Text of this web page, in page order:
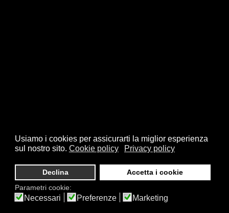
Usiamo i cookies per assicurarti la miglior esperienza
sul nostro sito. Cookie policy Privacy policy
Declina
Accetta i cookie
Parametri cookie:
Necessari Preferenze Marketing